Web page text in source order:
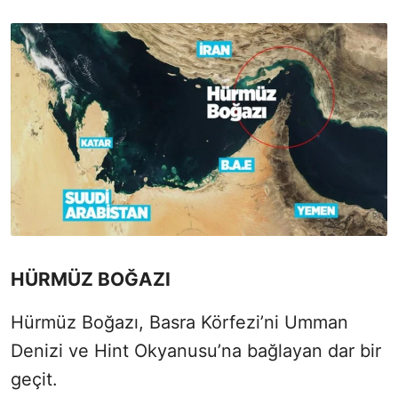
HÜRMÜZ BOĞAZI
Hürmüz Boğazı, Basra Körfezi’ni Umman
Denizi ve Hint Okyanusu’na bağlayan dar bir
geçit.